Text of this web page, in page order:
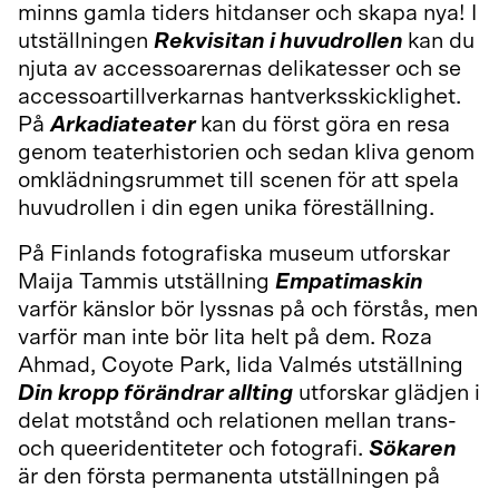
minns gamla tiders hitdanser och skapa nya! I
utställningen Rekvisitan i huvudrollen kan du
njuta av accessoarernas delikatesser och se
accessoartillverkarnas hantverksskicklighet.
PåArkadiateater kan du först göra en resa
genom teaterhistorien och sedan kliva genom
omklädningsrummet till scenen för att spela
huvudrollen i din egen unika föreställning.
På Finlands fotografiska museum utforskar
Maija Tammis utställning Empatimaskin
varför känslor bör lyssnas på och förstås, men
varför man inte bör lita helt på dem. Roza
Ahmad, Coyote Park, Iida Valmés utställning
Din kropp förändrar allting utforskar glädjen i
delat motstånd och relationen mellan trans-
och queeridentiteter och fotografi. Sökaren
är den första permanenta utställningen på